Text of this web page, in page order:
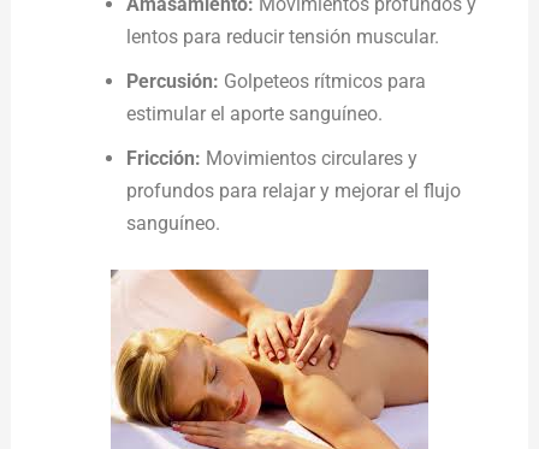
lentos para reducir tensión muscular.
Percusión: Golpeteos rítmicos para
estimular el aporte sanguíneo.
Fricción: Movimientos circulares y
profundos para relajar y mejorar el flujo
sanguíneo.